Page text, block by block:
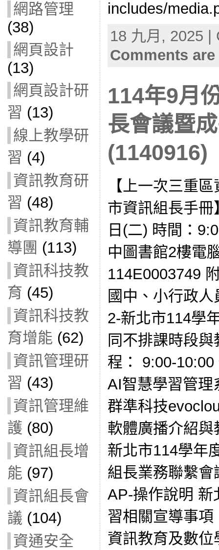
網路管理
(38)
網頁設計
(13)
網頁設計研
習 (13)
線上教學研
習 (4)
資訊教育研
習 (48)
資訊教育輔
導團 (113)
資訊科技教
育 (45)
資訊科技教
育增能 (62)
資訊管理研
習 (43)
資訊管理維
護 (80)
資訊組長增
能 (97)
資訊組長會
議 (104)
資通安全
includes/
18 九月, 2025
Comments
114年9月
長會議暨
(1140916)
【上一次三重
市資訊組長手
日(二) 時間：
中圖書館2樓電
114E0003749
國中、小行政
2-新北市114學
同不排課時段
程： 9:00-
AI智慧學習管理
群準科技
軟體廣播介紹
新北市114學年
組長業務聯繫
AP-操作說明 新
習相關宣導事
資訊教育及數